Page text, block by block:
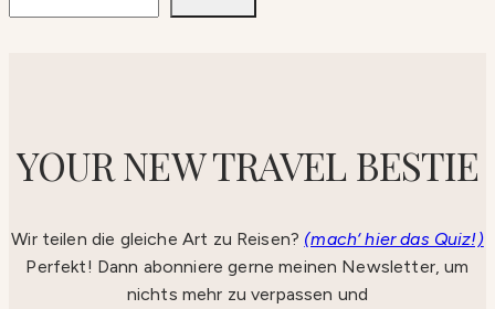
YOUR NEW TRAVEL BESTIE
Wir teilen die gleiche Art zu Reisen? (mach‘ hier das Quiz!)
Perfekt! Dann abonniere gerne meinen Newsletter, um
nichts mehr zu verpassen und